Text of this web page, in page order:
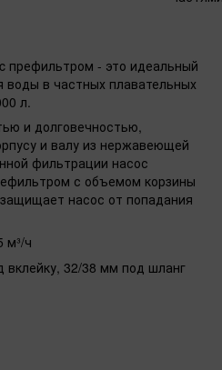
префильтром - это идеальный
воды в частных плавательных
л.
и долговечностью,
и валу из нержавеющей
фильтрации насос
с объемом корзины
насос от попадания
м³/ч
32/38 мм под шланг